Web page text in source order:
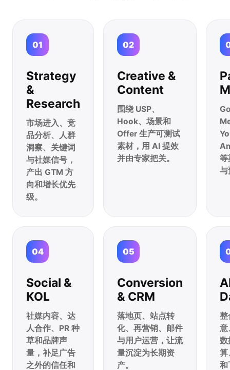
01
Strategy
&
Research
市场进入、竞
品分析、人群
洞察、关键词
与社媒信号，
产出 GTM 方
向和增长优先
级。
02
Creative &
Content
围绕 USP、
Hook、场景和
Offer 生产可测试
素材，用 AI 提效
并由专家把关。
等
与
04
Social &
KOL
社媒内容、达
人合作、PR 种
草和品牌声
量，补足广告
之外的信任和
05
Conversion
& CRM
落地页、站点转
化、再营销、邮件
与用户运营，让流
量沉淀为长期资
产。
整
意
数
算
和